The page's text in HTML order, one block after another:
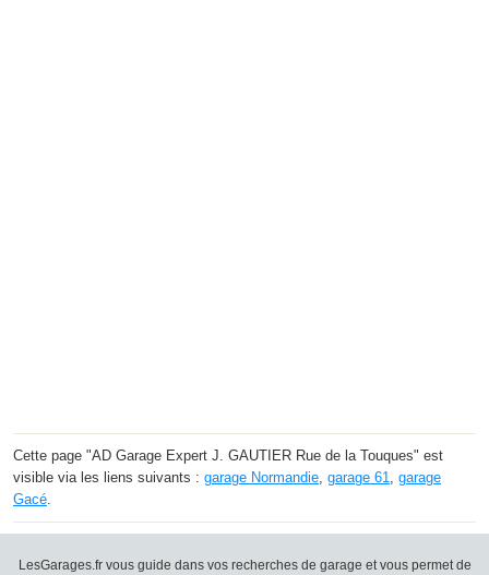
Cette page "AD Garage Expert J. GAUTIER Rue de la Touques" est
visible via les liens suivants : garage Normandie, garage 61, garage
Gacé.
LesGarages.fr vous guide dans vos recherches de garage et vous permet de